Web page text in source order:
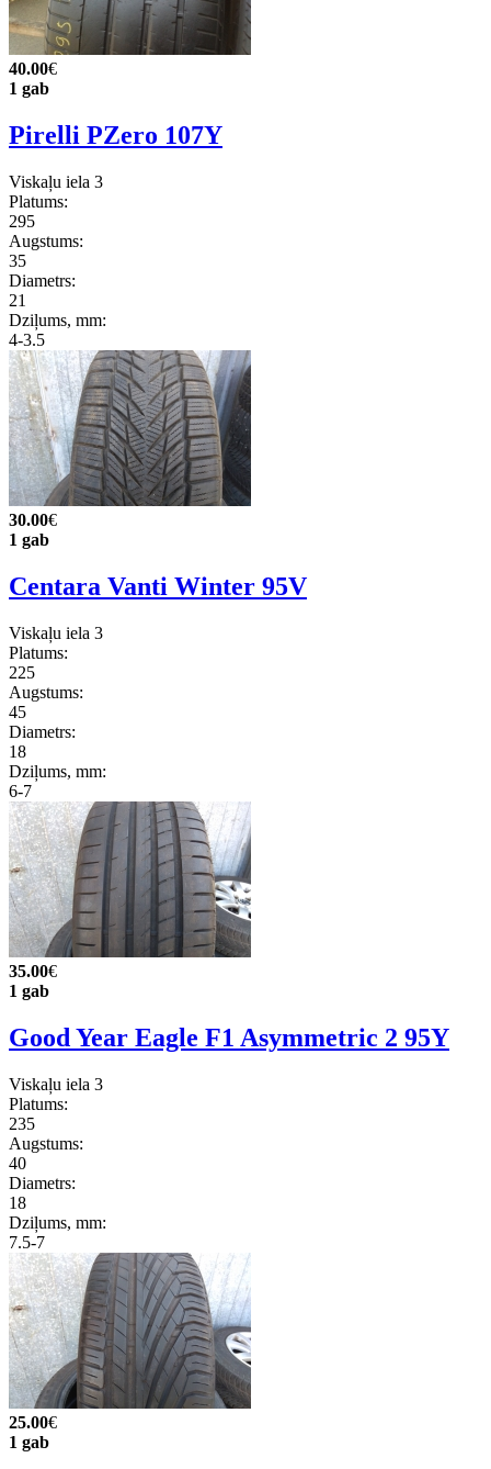
40.00€
1 gab
Pirelli PZero 107Y
Viskaļu iela 3
Platums:
295
Augstums:
35
Diametrs:
21
Dziļums, mm:
4-3.5
30.00€
1 gab
Centara Vanti Winter 95V
Viskaļu iela 3
Platums:
225
Augstums:
45
Diametrs:
18
Dziļums, mm:
6-7
35.00€
1 gab
Good Year Eagle F1 Asymmetric 2 95Y
Viskaļu iela 3
Platums:
235
Augstums:
40
Diametrs:
18
Dziļums, mm:
7.5-7
25.00€
1 gab